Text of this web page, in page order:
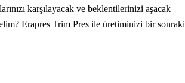
karşılayacak ve beklentilerinizi aşacak
Erapres Trim Pres ile üretiminizi bir sonraki